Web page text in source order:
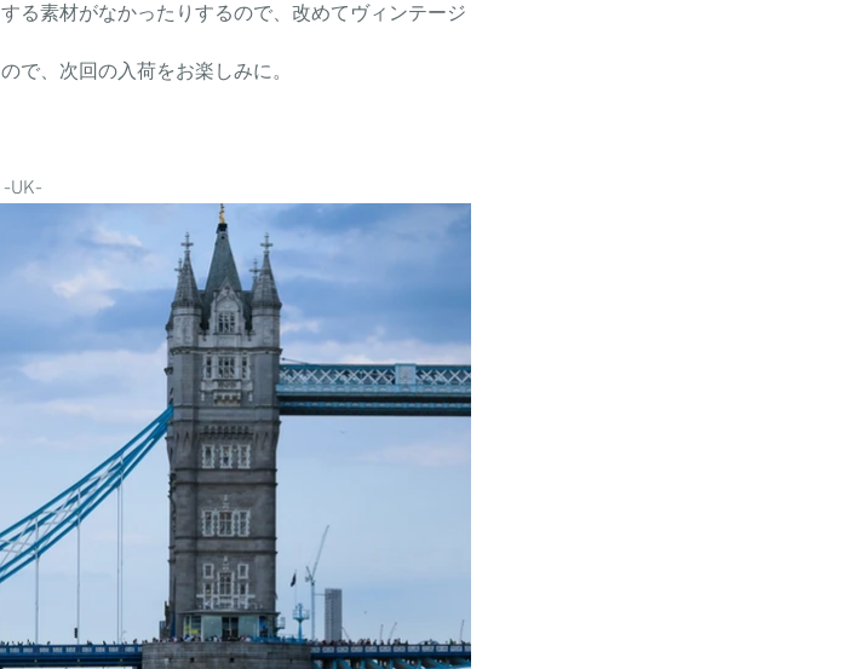
る素材がなかったりするので、改めてヴィンテージ
で、次回の入荷をお楽しみに。
-UK-